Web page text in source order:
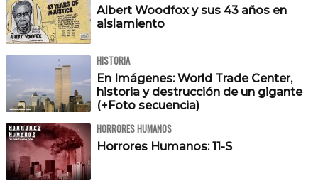
Albert Woodfox y sus 43 años en
aislamiento
HISTORIA
En Imágenes: World Trade Center,
historia y destrucción de un gigante
(+Foto secuencia)
HORRORES HUMANOS
Horrores Humanos: 11-S